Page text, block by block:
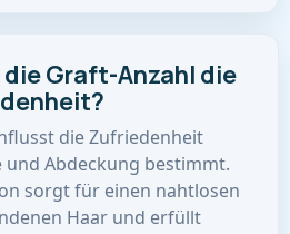
Graft-Anzahl die
die Zufriedenheit
und Abdeckung bestimmt.
sorgt für einen nahtlosen
Haar und erfüllt